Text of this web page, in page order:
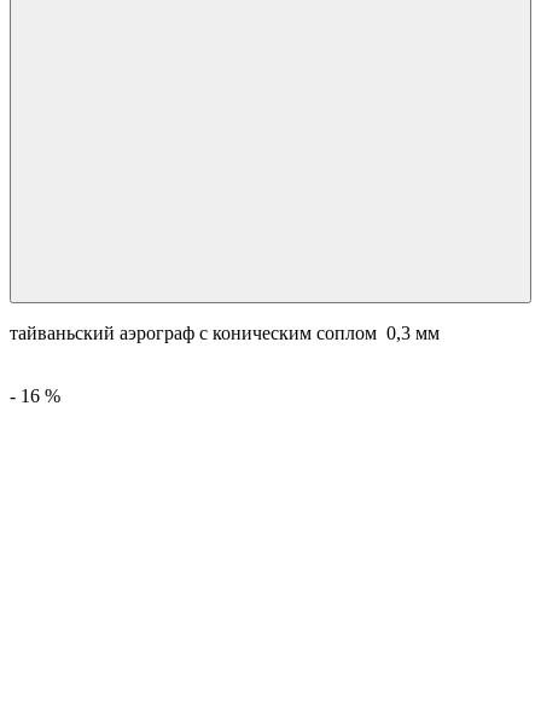
тайваньский аэрограф с коническим соплом 0,3 мм
- 16 %